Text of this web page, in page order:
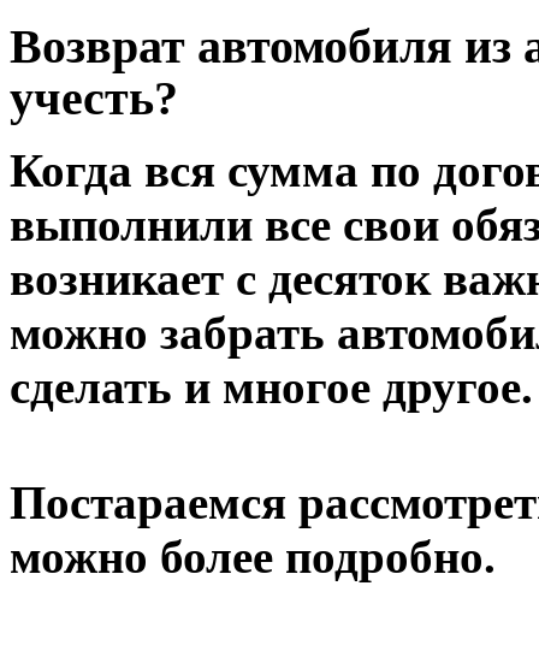
Возврат автомобиля из
учесть?
Когда вся сумма по
выполнили все свои
возникает с десяток
можно забрать
сделать и многое другое.
Постараемся
можно более подробно.